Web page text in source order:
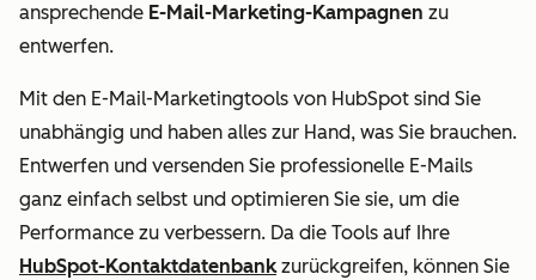
ansprechende E-Mail-Marketing-Kampagnen zu
entwerfen.
Mit den E-Mail-Marketingtools von HubSpot sind Sie
unabhängig und haben alles zur Hand, was Sie brauchen.
Entwerfen und versenden Sie professionelle E-Mails
ganz einfach selbst und optimieren Sie sie, um die
Performance zu verbessern. Da die Tools auf Ihre
HubSpot-Kontaktdatenbankzurückgreifen, können Sie